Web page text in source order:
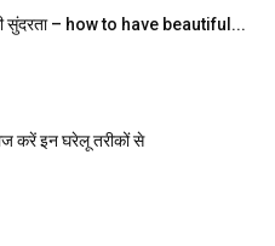
सुंदरता – how to have beautiful...
करें इन घरेलू तरीकों से